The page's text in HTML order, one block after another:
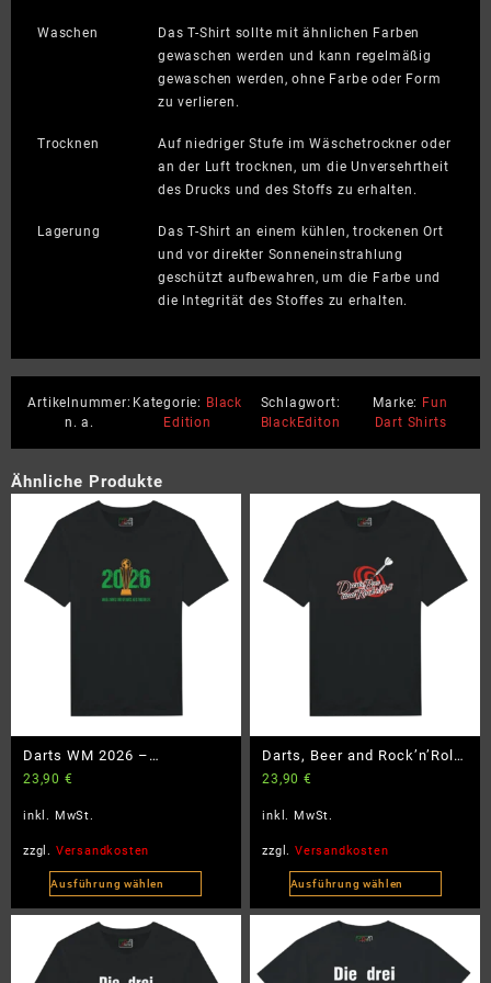
Waschen
Das T-Shirt sollte mit ähnlichen Farben
gewaschen werden und kann regelmäßig
gewaschen werden, ohne Farbe oder Form
zu verlieren.
Trocknen
Auf niedriger Stufe im Wäschetrockner oder
an der Luft trocknen, um die Unversehrtheit
des Drucks und des Stoffs zu erhalten.
Lagerung
Das T-Shirt an einem kühlen, trockenen Ort
und vor direkter Sonneneinstrahlung
geschützt aufbewahren, um die Farbe und
die Integrität des Stoffes zu erhalten.
Artikelnummer:
n. a.
Kategorie: Black
Edition
Schlagwort:
BlackEditon
Marke: Fun
Dart Shirts
Ähnliche Produkte
Darts WM 2026 –
BlackEdition
23,90 €
inkl. MwSt.
zzgl. Versandkosten
Ausführung wählen
Dieses
Produkt
weist
mehrere
Darts, Beer and Rock’n’Roll
– BlackEdition
23,90€
inkl. MwSt.
zzgl.Versandkosten
Ausführung wählen
Dieses
Produkt
weist
mehrere